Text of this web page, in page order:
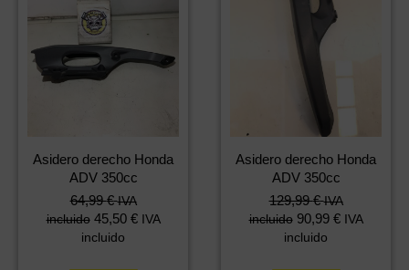
Asidero derecho Honda
ADV 350cc
64,99€ IVA
incluido 45,50 € IVA
incluido
Asidero derecho Honda
ADV 350cc
129,99€ IVA
incluido 90,99 € IVA
incluido